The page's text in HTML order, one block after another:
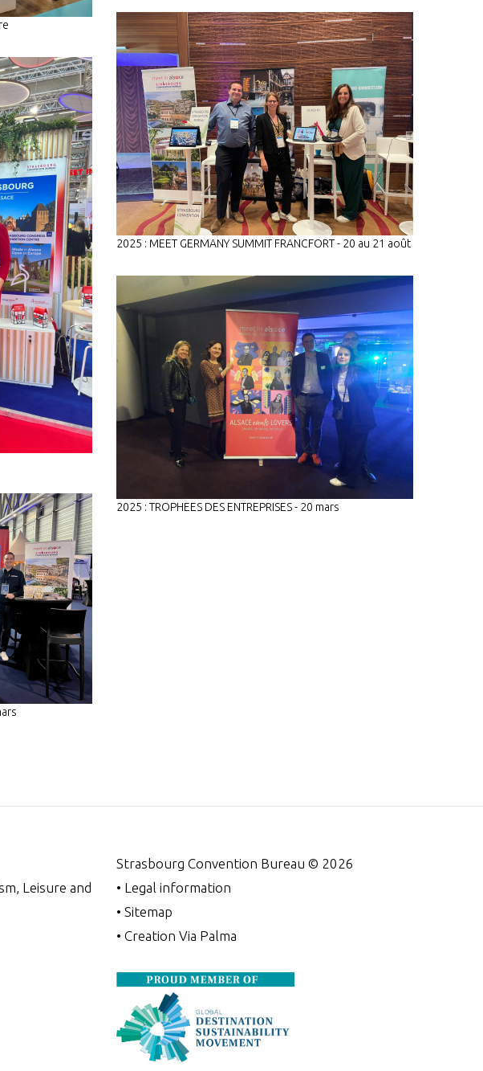
2025 : MEET GERMANY SUMMIT FRANCFORT - 20 au 21 août
2025 : TROPHEES DES ENTREPRISES - 20 mars
Leisure and
Strasbourg Convention Bureau © 2026
• Legal information
• Sitemap
• Creation Via Palma